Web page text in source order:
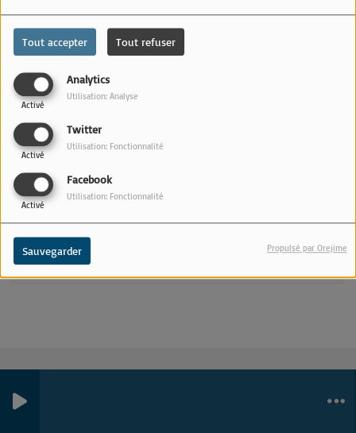
Tout accepter Tout refuser
Analytics
Activé
Utilisation: Analyse
Twitter
Activé
Utilisation: Fonctionnalité
Facebook
Activé
Utilisation: Fonctionnalité
Sauvegarder Propulsé par Orejime
Commentaires(0)
Connectez-vous pour commenter cet article